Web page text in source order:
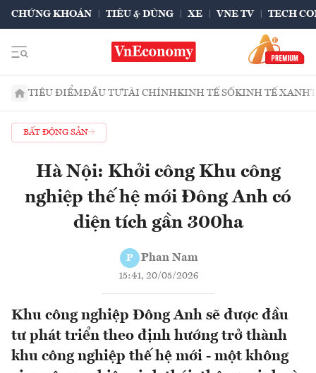
CHỨNG KHOÁN TIÊU & DÙNG XE VNE TV TECH
TIÊU ĐIỂMĐẦU TƯTÀI CHÍNHKINH TẾ SỐKINH TẾ XANH
BẤT ĐỘNG SẢN
Hà Nội: Khởi công Khu công
nghiệp thế hệ mới Đông Anh có
diện tích gần 300ha
P Phan Nam
15:41, 20/05/2026
Khu công nghiệp Đông Anh sẽ được đầu
tư phát triển theo định hướng trở thành
khu công nghiệp thế hệ mới - một không